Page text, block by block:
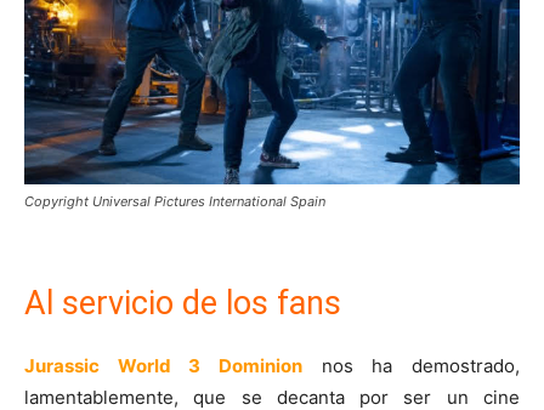
Copyright Universal Pictures International Spain
Al servicio de los fans
Jurassic World 3 Dominion nos ha demostrado,
lamentablemente, que se decanta por ser un cine